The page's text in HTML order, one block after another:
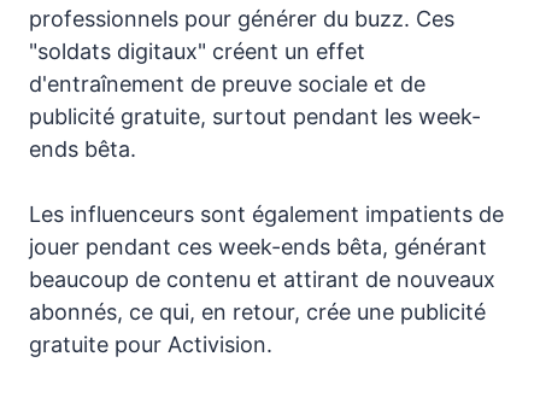
professionnels pour générer du buzz. Ces
"soldats digitaux" créent un effet
d'entraînement de preuve sociale et de
publicité gratuite, surtout pendant les week-
ends bêta.
Les influenceurs sont également impatients de
jouer pendant ces week-ends bêta, générant
beaucoup de contenu et attirant de nouveaux
abonnés, ce qui, en retour, crée une publicité
gratuite pour Activision.